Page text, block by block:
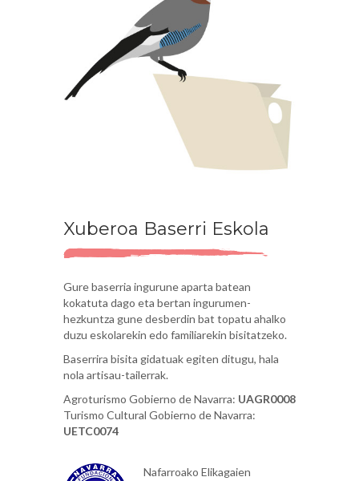
Xuberoa Baserri Eskola
Gure baserria ingurune aparta batean
kokatuta dago eta bertan ingurumen-
hezkuntza gune desberdin bat topatu ahalko
duzu eskolarekin edo familiarekin bisitatzeko.
Baserrira bisita gidatuak egiten ditugu, hala
nola artisau-tailerrak.
Agroturismo Gobierno de Navarra: UAGR0008
Turismo Cultural Gobierno de Navarra:
UETC0074
Nafarroako Elikagaien